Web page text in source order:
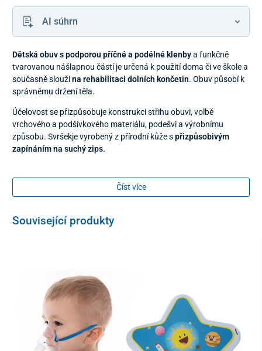
AI súhrn
Dětská obuv s podporou příčné a podélné klenbya funkčně
tvarovanou nášlapnou částí je určená k použití doma či ve škole a
současně sloužina rehabilitaci dolních končetin. Obuv působí k
správnému držení těla.
Účelovost se přizpůsobuje konstrukci střihu obuvi, volbě
vrchového a podšívkového materiálu, podešvi a výrobnímu
způsobu. Svršekje vyrobený z přírodní kůže spřizpůsobivým
zapínáním na suchý zips.
posiluje ohýbače prstů, hlavně palce a aktivně napravuje
vybočení paty
Lůžko na patu
zmírňuje otřesy při chůzi a zabraňuje vybočení paty
Číst více
Související produkty